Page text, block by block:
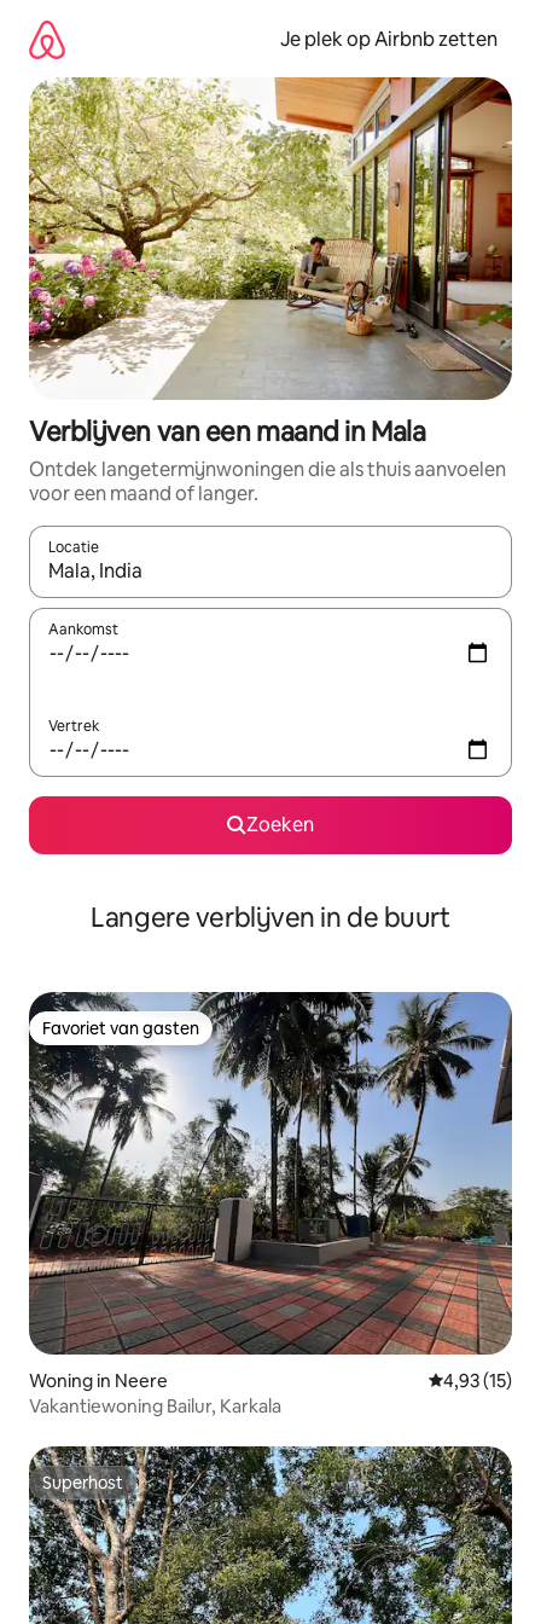
direct
naar
inhoud
Je plek op Airbnb zetten
Verblijven van een maand in Mala
Ontdek langetermijnwoningen die als thuis aanvoelen
voor een maand of langer.
Locatie
Wanneer er resultaten beschikbaar zijn, maak je een keuze
Aankomst
Vertrek
Zoeken
Langere verblijven in de buurt
Favoriet van gasten
Favoriet van gasten
Woning in Neere Gemiddelde
4,93 (15)
Vakantiewoning Bailur, Karkala
Superhost
Superhost